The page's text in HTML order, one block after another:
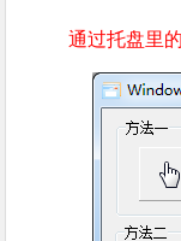
通过托盘里